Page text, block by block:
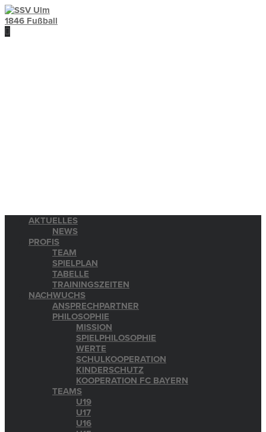
AKTUELLES
NEWS
PROFIS
TEAM
SPIELPLAN
TABELLE
TRAININGSZEITEN
NACHWUCHS
ANSPRECHPARTNER
PHILOSOPHIE
MISSION
SPIELPHILOSOPHIE
WERTE
SCHULKOOPERATION
KINDERSCHUTZ
KOOPERATION FC BAYERN
TEAMS
U19
U17
U16